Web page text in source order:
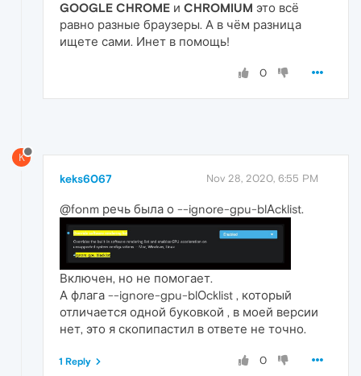
GOOGLE CHROME и CHROMIUM это всё
равно разные браузеры. А в чём разница
ищете сами. Инет в помощь!
0
K
keks6067 Nov 28, 2020, 6:55 PM
@fonm речь была о --ignore-gpu-blАcklist.
Включен, но не помогает.
А флага --ignore-gpu-blОcklist , который
отличается одной буковкой , в моей версии
нет, это я скопипастил в ответе не точно.
0
1 Reply